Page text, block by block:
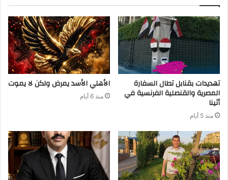
تهديدات بقنابل تطال السفارة
المصرية والقنصلية الفرنسية في
أثينا
منذ 5 أيام
الأهلي الأسد يمرض ولكن لا يموت
منذ 6 أيام